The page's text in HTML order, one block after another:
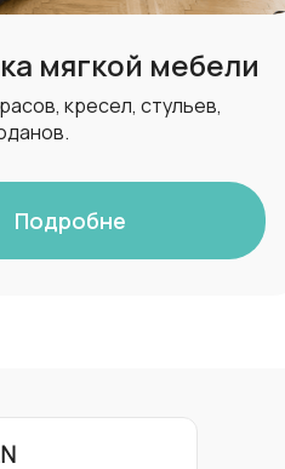
мягкой мебели
кресел, стульев,
Подробне